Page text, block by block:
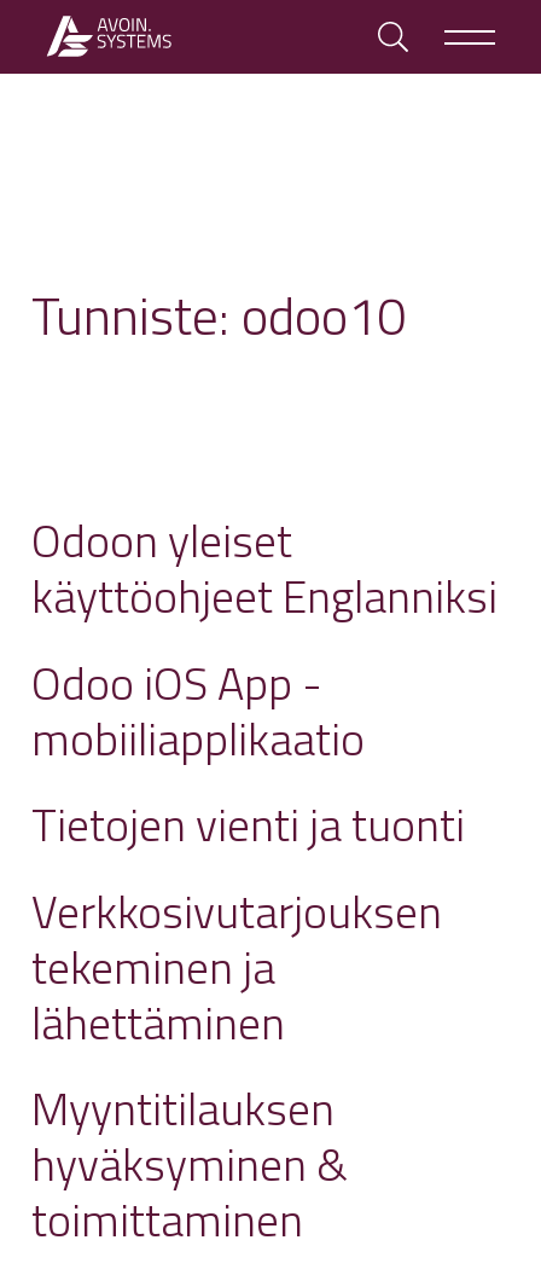
Tunniste: odoo10
Odoon yleiset
käyttöohjeet Englanniksi
Odoo iOS App -
mobiiliapplikaatio
Tietojen vienti ja tuonti
Verkkosivutarjouksen
tekeminen ja
lähettäminen
Myyntitilauksen
hyväksyminen &
toimittaminen